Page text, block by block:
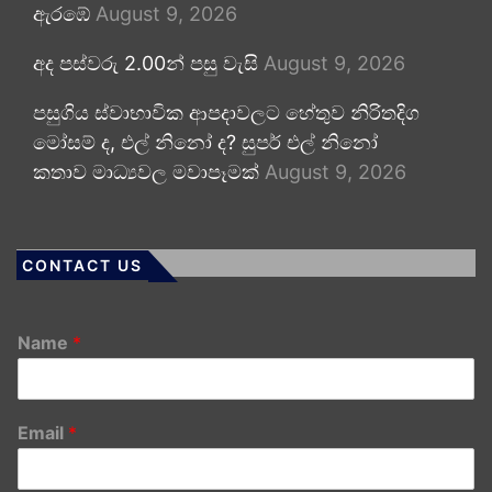
ඇරඹේ August 9, 2026
අද පස්වරු 2.00න් පසු වැසි August 9, 2026
පසුගිය ස්වාභාවික ආපදාවලට හේතුව නිරිතදිග
මෝසම් ද, එල් නිනෝ ද? සුපර් එල් නිනෝ
කතාව මාධ්‍යවල මවාපෑමක් August 9, 2026
CONTACT US
Name *
Email *